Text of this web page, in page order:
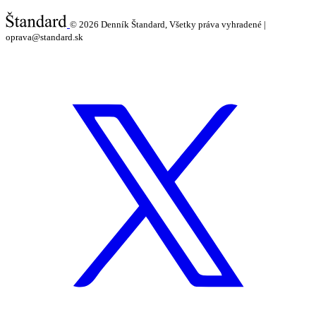
© 2026 Denník Štandard, Všetky práva vyhradené |
oprava@standard.sk